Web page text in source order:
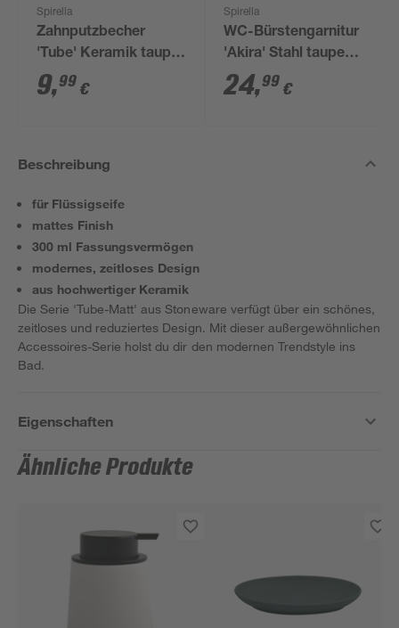
Spirella
Zahnputzbecher
'Tube' Keramik taupe
Ø 7 x 11,5 cm
9,99 €
Spirella
WC-Bürstengarnitur
'Akira' Stahl taupe
matt Ø 9,5 x 40 cm
24,99 €
Beschreibung
für Flüssigseife
mattes Finish
300 ml Fassungsvermögen
modernes, zeitloses Design
aus hochwertiger Keramik
Die Serie 'Tube-Matt' aus Stoneware verfügt über ein schönes,
zeitloses und reduziertes Design. Mit dieser außergewöhnlichen
Accessoires-Serie holst du dir den modernen Trendstyle ins
Bad.
Eigenschaften
Ähnliche Produkte